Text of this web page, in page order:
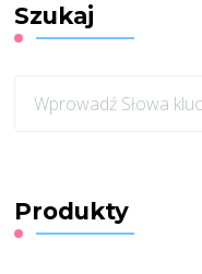
Szukaj
czegoś?
Produkty